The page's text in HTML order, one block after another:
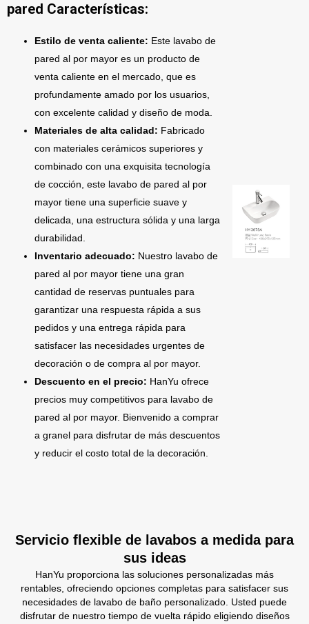
pared Características:
Estilo de venta caliente: Este lavabo de
pared al por mayor es un producto de
venta caliente en el mercado, que es
profundamente amado por los usuarios,
con excelente calidad y diseño de moda.
Materiales de alta calidad: Fabricado
con materiales cerámicos superiores y
combinado con una exquisita tecnología
de cocción, este lavabo de pared al por
mayor tiene una superficie suave y
delicada, una estructura sólida y una larga
durabilidad.
Inventario adecuado: Nuestro lavabo de
pared al por mayor tiene una gran
cantidad de reservas puntuales para
garantizar una respuesta rápida a sus
pedidos y una entrega rápida para
satisfacer las necesidades urgentes de
decoración o de compra al por mayor.
Descuento en el precio: HanYu ofrece
precios muy competitivos para lavabo de
pared al por mayor. Bienvenido a comprar
a granel para disfrutar de más descuentos
y reducir el costo total de la decoración.
Servicio flexible de lavabos a medida para
sus ideas
HanYu proporciona las soluciones personalizadas más
rentables, ofreciendo opciones completas para satisfacer sus
necesidades de lavabo de baño personalizado. Usted puede
disfrutar de nuestro tiempo de vuelta rápido eligiendo diseños